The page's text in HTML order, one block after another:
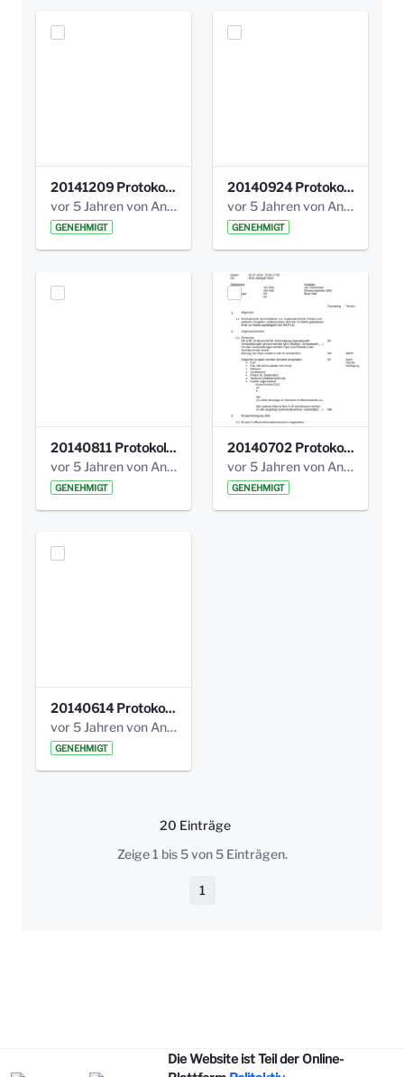
20141209 Protokoll Park am Gesundheitsamt 04.pdf
vor 5 Jahren von Anni Schlumberger
GENEHMIGT
20140924 Protokoll Park am Gesundheitsamt 03.pdf
vor 5 Jahren von Anni Schlumberger
GENEHMIGT
20140811 Protokoll Park am Gesundheitsamt 02.pdf
vor 5 Jahren von Anni Schlumberger
GENEHMIGT
20140702 Protokoll Park am Gesundheitsam 01.pdf
vor 5 Jahren von Anni Schlumberger
GENEHMIGT
20140614 Protokoll Park Am Gesundheitsamt 00.pdf
vor 5 Jahren von Anni Schlumberger
GENEHMIGT
20 Einträge
Pro Seite
Zeige 1 bis 5 von 5 Einträgen.
Seite
1
Die Website ist Teil der Online-